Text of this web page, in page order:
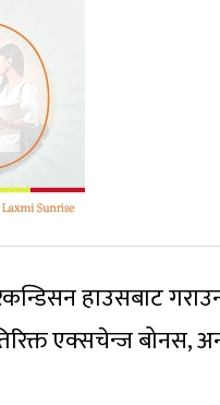
हाउसबाट
एक्सचेन्ज बोनस,